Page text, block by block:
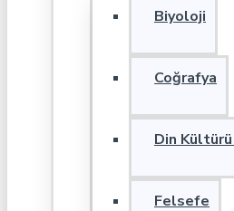
Biyoloji
Coğrafya
Din
Felsefe